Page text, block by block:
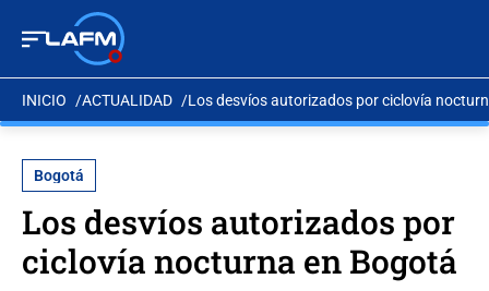
INICIO ACTUALIDAD Los desvíos autorizados por ciclovía
Bogotá
Los desvíos autorizados por
ciclovía nocturna en Bogotá